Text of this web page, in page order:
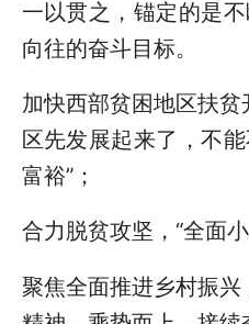
一以贯之，锚定的是
向往的奋斗目标。
加快西部贫困地区扶
区先发展起来了，不
富裕”；
合力脱贫攻坚，“全面
聚焦全面推进乡村振兴